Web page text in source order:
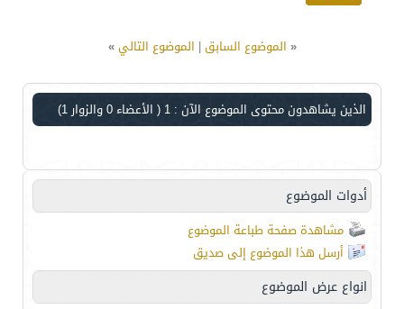
« الموضوع السابق| الموضوع التالي»
الذين يشاهدون محتوى الموضوع الآن : 1 ( الأعضاء 0 والزوار 1)
أدوات الموضوع
مشاهدة صفحة طباعة الموضوع
أرسل هذا الموضوع إلى صديق
انواع عرض الموضوع